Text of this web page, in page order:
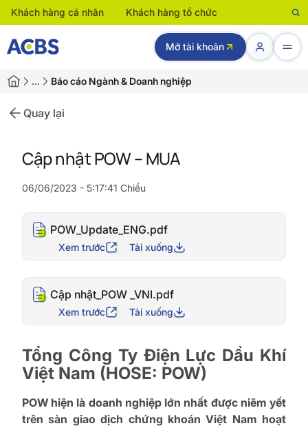
Khách hàng cá nhân Khách hàng tổ chức
Mở tài khoản
… Báo cáo Ngành & Doanh nghiệp
Quay lại
Cập nhật POW – MUA
06/06/2023 - 5:17:41 Chiều
POW_Update_ENG.pdf
Xem trước Tải xuống
Cập nhật_POW _VNI.pdf
Xem trước Tải xuống
Tổng Công Ty Điện Lực Dầu Khí
Việt Nam (HOSE: POW)
POW hiện là doanh nghiệp lớn nhất được niêm yết
trên sàn giao dịch chứng khoán Việt Nam hoạt